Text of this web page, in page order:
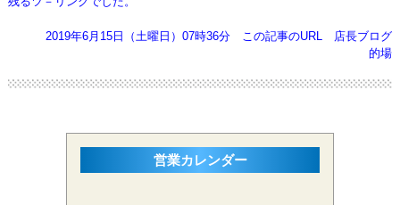
2019年6月15日（土曜日）07時36分 この記事のURL
店長ブログ
的場
営業カレンダー